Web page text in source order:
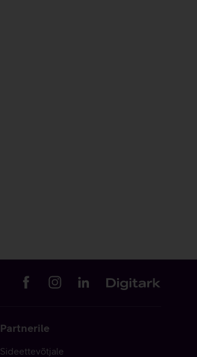
Partnerile
Sideettevõtjale